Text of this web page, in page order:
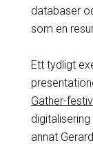
databaser
som en
Ett tydligt
Gather-
annat